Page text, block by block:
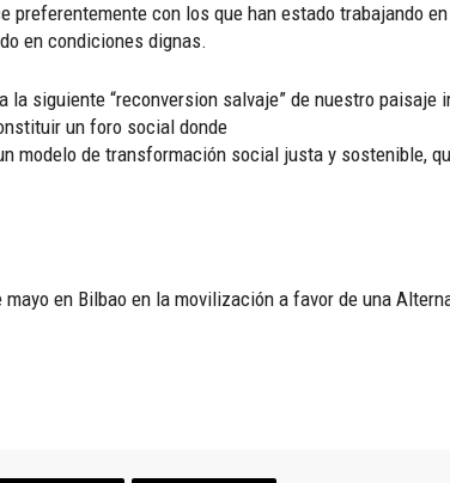
con los que han estado trabajando
en condiciones dignas.
siguiente “reconversion salvaje” de nuestro paisaje
un foro social donde
modelo de transformación social justa y sostenible,
en Bilbao en la movilización a favor de una